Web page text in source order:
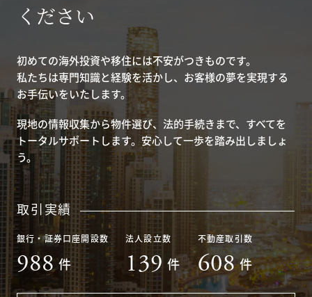
ください
初めての海外投資や移住には不安がつきものです。
私たちは専門知識と経験を活かし、お客様の夢を実現する
お手伝いをいたします。
現地の情報収集から物件選び、法的手続きまで、すべてを
トータルサポートします。安心して一歩を踏み出しましょ
う。
取引実績
銀行・証券口座開設数
988 件
法人設立数
139 件
不動産取引数
608 件